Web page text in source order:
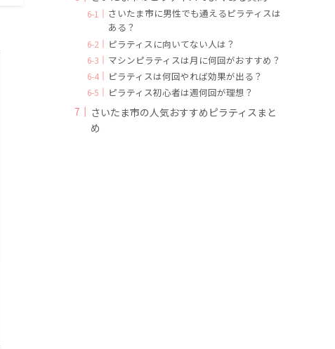
さいたま市に男性でも通えるピラティスは
ある？
ピラティスに向いてない人は？
マシンピラティスは月に何回がおすすめ？
ピラティスは何回やれば効果が出る？
ピラティス初心者は週何回が理想？
さいたま市の人気おすすめピラティスまと
め